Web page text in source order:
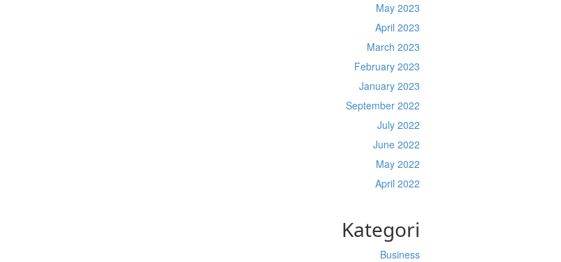
May 2023
April 2023
March 2023
February 2023
January 2023
September 2022
July 2022
June 2022
May 2022
April 2022
Kategori
Business